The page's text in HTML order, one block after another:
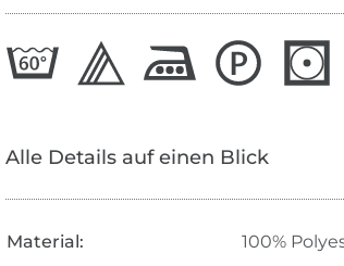
Alle Details auf einen Blick
Material:
100%